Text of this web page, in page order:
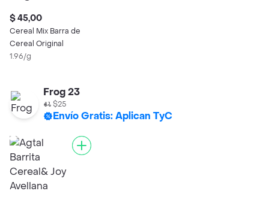
$ 45,00
Cereal Mix Barra de
Cereal Original
1.96/g
Frog 23
$25
Envío Gratis: Aplican TyC